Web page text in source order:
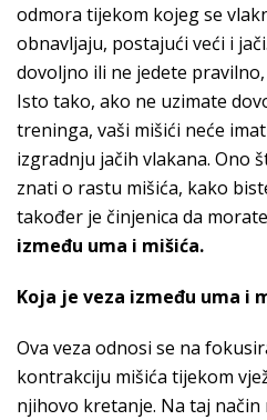
odmora tijekom kojeg se
obnavljaju, postajući veći i
dovoljno ili ne jedete
Isto tako, ako ne uzimate
treninga, vaši mišići neće
izgradnju jačih vlakana. Ono
znati o rastu mišića, kako
također je činjenica da
između uma i mišića.
Koja je veza između uma i
Ova veza odnosi se na
kontrakciju mišića tijekom
njihovo kretanje. Na taj način